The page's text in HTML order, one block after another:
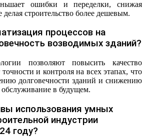
ошибки и переделки, снижая
делая строительство более дешевым.
процессов на
возводимых зданий?
позволяют повысить качество
точности и контроля на всех этапах, что
долговечности зданий и снижению
в будущем.
использования умных
индустрии
году?